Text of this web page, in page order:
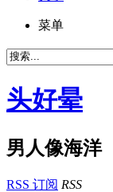
菜单
头好晕
男人像海洋
RSS 订阅 RSS